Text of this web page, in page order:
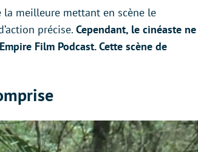
la meilleure mettant en scène le
précise. Cependant, le cinéaste ne
Film Podcast. Cette scène de